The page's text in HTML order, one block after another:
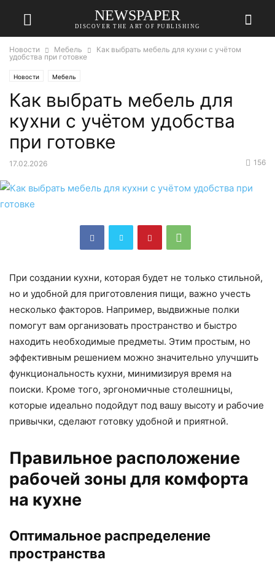
NEWSPAPER
DISCOVER THE ART OF PUBLISHING
Новости Мебель
Как выбрать мебель для кухни с учётом
удобства при готовке
Новости Мебель
Как выбрать мебель для
кухни с учётом удобства
при готовке
17.02.2026 156
При создании кухни, которая будет не только стильной,
но и удобной для приготовления пищи, важно учесть
несколько факторов. Например, выдвижные полки
помогут вам организовать пространство и быстро
находить необходимые предметы. Этим простым, но
эффективным решением можно значительно улучшить
функциональность кухни, минимизируя время на
поиски. Кроме того, эргономичные столешницы,
которые идеально подойдут под вашу высоту и рабочие
привычки, сделают готовку удобной и приятной.
Правильное расположение
рабочей зоны для комфорта
на кухне
Оптимальное распределение
пространства